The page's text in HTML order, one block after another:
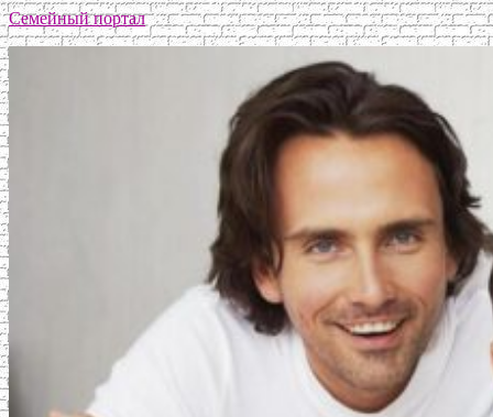
Семейный портал